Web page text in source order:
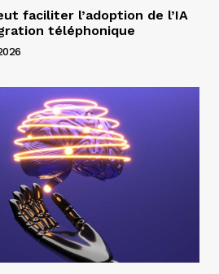
faciliter l’adoption de l’IA
téléphonique